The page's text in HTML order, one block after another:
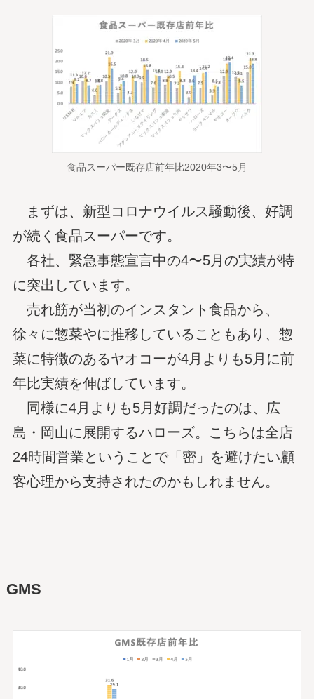
食品スーパー既存店前年比2020年3〜5月
まずは、新型コロナウイルス騒動後、好調
が続く食品スーパーです。
各社、緊急事態宣言中の4〜5月の実績が特
に突出しています。
売れ筋が当初のインスタント食品から、
徐々に惣菜やに推移していることもあり、惣
菜に特徴のあるヤオコーが4月よりも5月に前
年比実績を伸ばしています。
同様に4月よりも5月好調だったのは、広
島・岡山に展開するハローズ。こちらは全店
24時間営業ということで「密」を避けたい顧
客心理から支持されたのかもしれません。
GMS